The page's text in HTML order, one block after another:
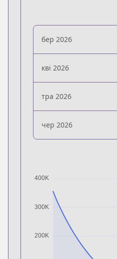
бер 2026
кві 2026
тра 2026
чер 2026